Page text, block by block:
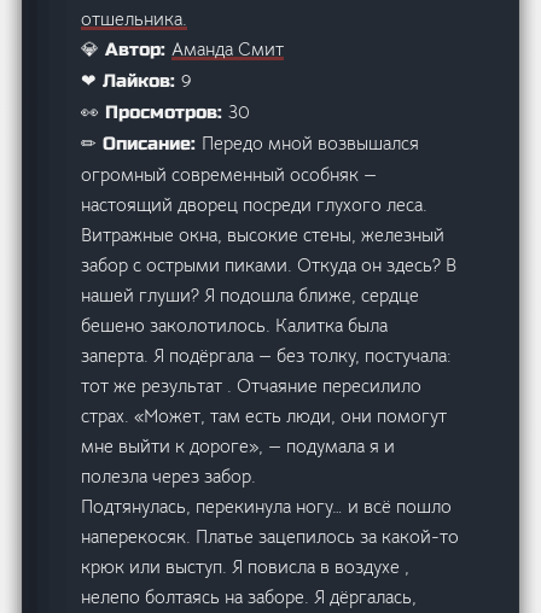
отшельника.
💎 Автор:Аманда Смит
❤ Лайков:9
👀 Просмотров:30
✏ Описание: Передо мной возвышался
огромный современный особняк —
настоящий дворец посреди глухого леса.
Витражные окна, высокие стены, железный
забор с острыми пиками. Откуда он здесь? В
нашей глуши? Я подошла ближе, сердце
бешено заколотилось. Калитка была
заперта. Я подёргала — без толку, постучала:
тот же результат . Отчаяние пересилило
страх. «Может, там есть люди, они помогут
мне выйти к дороге», — подумала я и
полезла через забор.
Подтянулась, перекинула ногу… и всё пошло
наперекосяк. Платье зацепилось за какой-то
крюк или выступ. Я повисла в воздухе ,
нелепо болтаясь на заборе. Я дёргалась,